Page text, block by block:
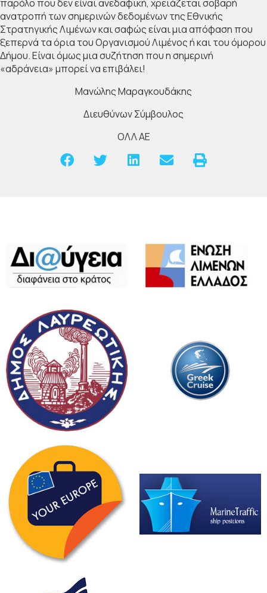
παρόλο που δεν είναι ανεδαφική, χρειάζεται σοβαρή
ανατροπή των σημερινών δεδομένων της Εθνικής
Στρατηγικής Λιμένων και σαφώς είναι μια απόφαση που
ξεπερνά τα όρια του Οργανισμού Λιμένος ή και του όμορου
Δήμου. Είναι όμως μια συζήτηση που η σημερινή
«αδράνεια» μπορεί να επιβάλει!
Μανώλης Μαραγκουδάκης
Διευθύνων Σύμβουλος
ΟΛΛ ΑΕ